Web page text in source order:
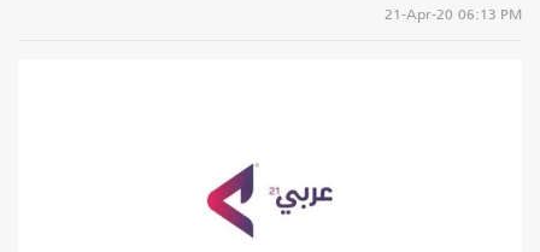
21-Apr-20 06:13 PM